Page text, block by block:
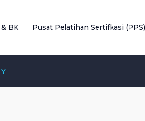
BK Pusat Pelatihan Sertifkasi (PPS)